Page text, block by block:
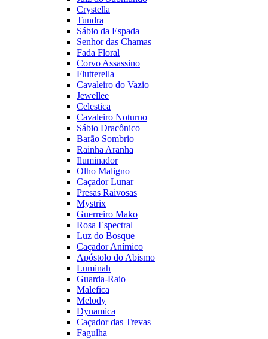
Crystella
Tundra
Sábio da Espada
Senhor das Chamas
Fada Floral
Corvo Assassino
Flutterella
Cavaleiro do Vazio
Jewellee
Celestica
Cavaleiro Noturno
Sábio Dracônico
Barão Sombrio
Rainha Aranha
Iluminador
Olho Maligno
Caçador Lunar
Presas Raivosas
Mystrix
Guerreiro Mako
Rosa Espectral
Luz do Bosque
Caçador Anímico
Apóstolo do Abismo
Luminah
Guarda-Raio
Malefica
Melody
Dynamica
Caçador das Trevas
Fagulha